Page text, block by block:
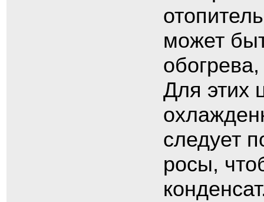
может
Для этих
следует
росы,